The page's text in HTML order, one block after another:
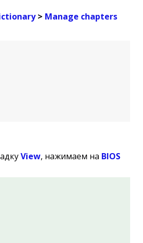
> Manage chapters
View, нажимаем на BIOS